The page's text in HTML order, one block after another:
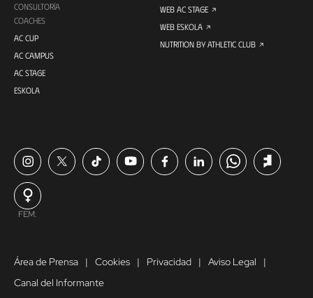
CONSULTORÍA
COACHES
AC CUP
AC CAMPUS
AC STAGE
ESKOLA
WEB AC STAGE
WEB ESKOLA
NUTRITION BY ATHLETIC CLUB
FEM.
Área de Prensa Cookies Privacidad
Aviso Legal
Canal del Informante